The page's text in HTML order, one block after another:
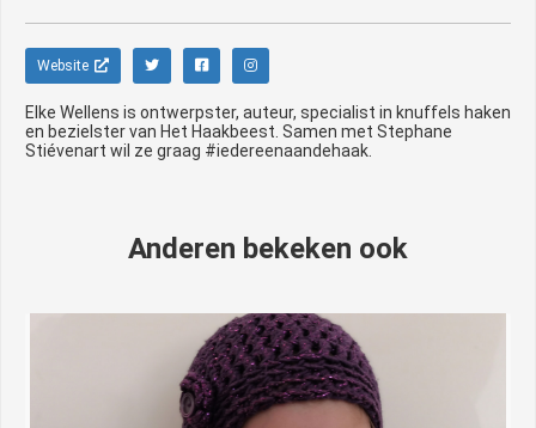
Website
Elke Wellens is ontwerpster, auteur, specialist in knuffels haken
en bezielster van Het Haakbeest. Samen met Stephane
Stiévenart wil ze graag #iedereenaandehaak.
Anderen bekeken ook